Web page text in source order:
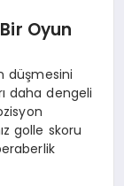
Oyun
düşmesini
daha dengeli
golle skoru